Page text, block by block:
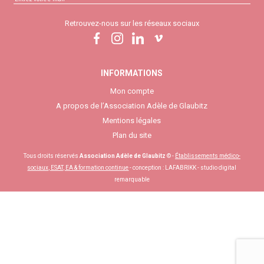
Retrouvez-nous sur les réseaux sociaux
INFORMATIONS
Mon compte
A propos de l’Association Adèle de Glaubitz
Mentions légales
Plan du site
Tous droits réservés Association Adèle de Glaubitz © - Établissements médico-
sociaux, ESAT, EA & formation continue- conception :
LAFABRIKK - studio digital
remarquable